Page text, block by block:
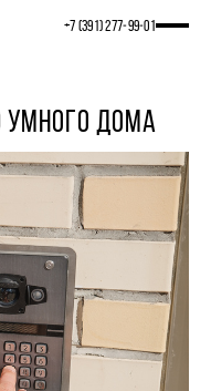
+7 (391) 277‒99‒01
УМНОГО ДОМА